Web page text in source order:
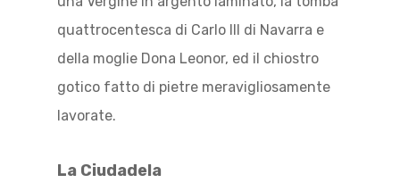
quattrocentesca di Carlo III di Navarra e
della moglie Dona Leonor, ed il chiostro
gotico fatto di pietre meravigliosamente
lavorate.
La Ciudadela